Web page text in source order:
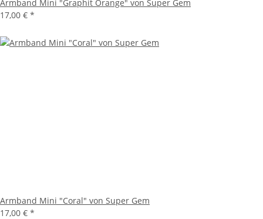
Armband Mini "Graphit Orange" von Super Gem
17,00 € *
Armband Mini "Coral" von Super Gem
17,00 € *